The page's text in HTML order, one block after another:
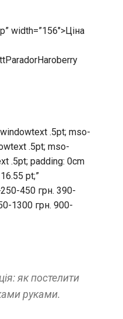
width=”156″>Ціна
.5pt; mso-
.5pt; mso-
.5pt; padding: 0cm
pt;”
450 грн. 390-
1300 грн. 900-
як постелити
руками.